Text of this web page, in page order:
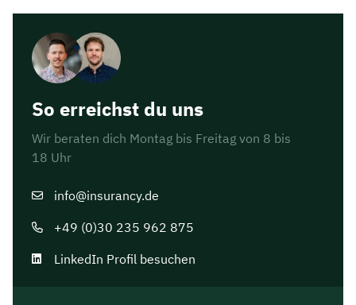
So erreichst du uns
Wir beraten dich Montag bis Freitag von 8 bis
18 Uhr
info@insurancy.de
+49 (0)30 235 962 875
LinkedIn Profil besuchen